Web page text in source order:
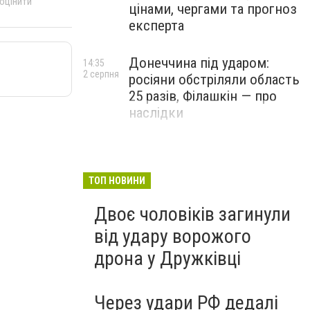
цінами, чергами та прогноз
експерта
Донеччина під ударом:
росіяни обстріляли область
25 разів, Філашкін — про
наслідки
14:35
2 серпня
ТОП НОВИНИ
Двоє чоловіків загинули
від удару ворожого
дрона у Дружківці
Через удари РФ дедалі